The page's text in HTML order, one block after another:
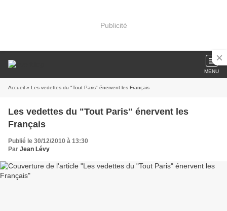
Publicité
MENU
Accueil » Les vedettes du "Tout Paris" énervent les Français
Les vedettes du "Tout Paris" énervent les
Français
Publié le 30/12/2010 à 13:30
Par Jean Lévy